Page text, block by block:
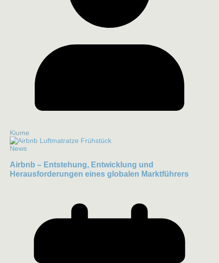
Kiume
News
Airbnb – Entstehung, Entwicklung und
Herausforderungen eines globalen Marktführers